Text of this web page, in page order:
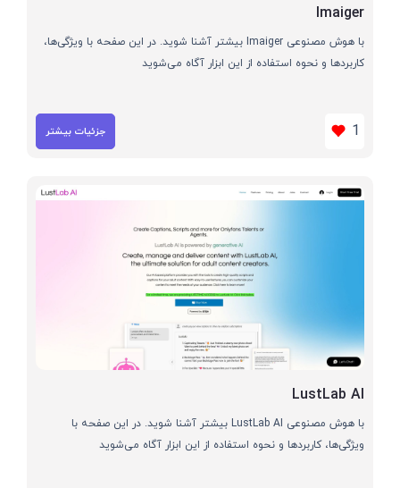
Imaiger
با هوش مصنوعی Imaiger بیشتر آشنا شوید. در این صفحه با ویژگی‌ها،
کاربردها و نحوه استفاده از این ابزار آگاه می‌شوید
1 جزئیات بیشتر
LustLab AI
با هوش مصنوعی LustLab AI بیشتر آشنا شوید. در این صفحه با
ویژگی‌ها، کاربردها و نحوه استفاده از این ابزار آگاه می‌شوید